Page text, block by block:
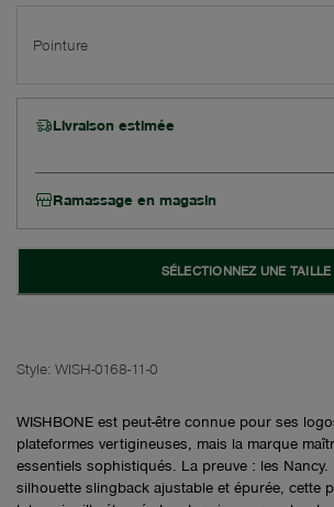
Pointure
Livraison estimée
Ramassage en magasin
SÉLECTIONNEZ UNE TAILLE
Style: WISH-0168-11-0
WISHBONE est peut-être connue pour ses
plateformes vertigineuses, mais la marque
essentiels sophistiqués. La preuve : les Nancy.
silhouette slingback ajustable et épurée, cette